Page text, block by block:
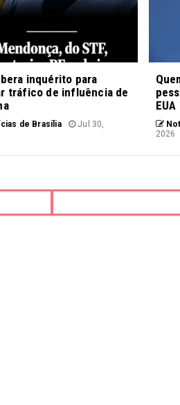
inquérito para
tráfico de influência de
de Brasília
Jul 30,
EUA
2026